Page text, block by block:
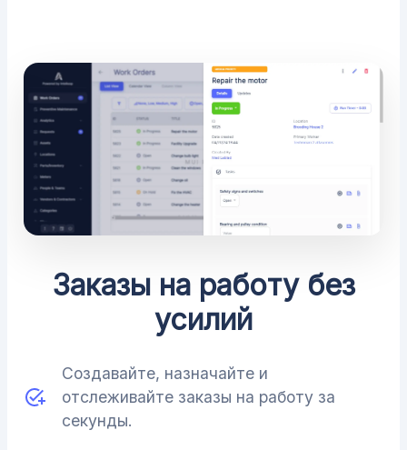
Заказы на работу без
усилий
Создавайте, назначайте и
отслеживайте заказы на работу за
секунды.